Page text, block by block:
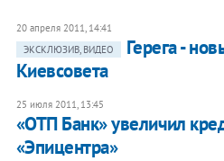
20 апреля 2011, 14:41
ЭКСКЛЮЗИВ, ВИДЕО
Герега -
Киевсовета
25 июля 2011, 13:45
«ОТП Банк» увеличил
«Эпицентра»